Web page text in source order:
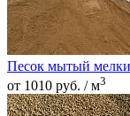
Песок мытый
от 1010 руб. / м3